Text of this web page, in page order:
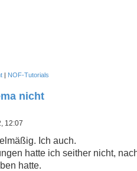
| NOF-Tutorials
nicht
12:07
Ich auch.
hatte ich seither nicht,
hatte.